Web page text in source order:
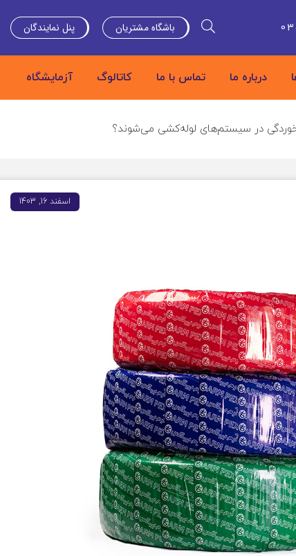
باشگاه مشتریان پنل نمایندگان
درباره ما تماس با ما کاتالوگ آزمایشگاه
خوردگی در سیستم‌های لوله‌کشی می‌شوند؟
اسفند 16, 1403